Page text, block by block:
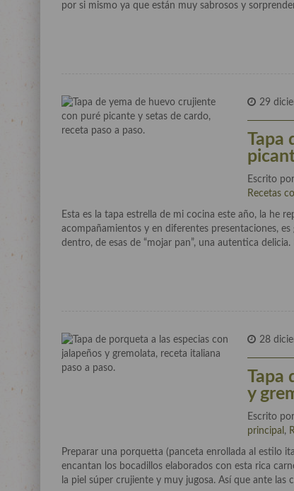
por si mismo ya que están muy sabrosos y
29
Tapa
Escrito
Recetas
Esta es la tapa estrella de mi cocina este año, la he
acompañamientos y en diferentes presentaciones,
dentro, de esas de “mojar pan”, una autentica
28
Tapa
y
Escrito
principal ,
Preparar una porquetta (panceta enrollada al estilo
encantan los bocadillos elaborados con esta rica
la piel súper crujiente y muy jugosa. Así que ante las